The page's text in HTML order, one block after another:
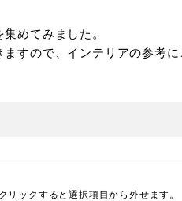
めてみました。
すので、インテリアの参考に
リックすると選択項目から外せます。